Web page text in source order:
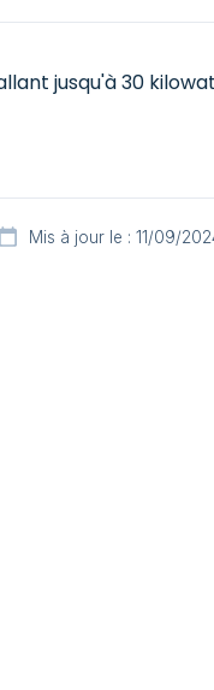
jusqu'à 30
Mis à jour le : 11/09/